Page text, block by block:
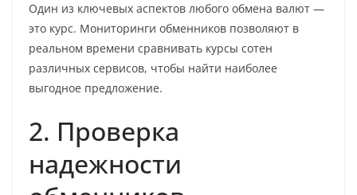
Один из ключевых аспектов любого обмена валют —
это курс. Мониторинги обменников позволяют в
реальном времени сравнивать курсы сотен
различных сервисов, чтобы найти наиболее
выгодное предложение.
2. Проверка
надежности